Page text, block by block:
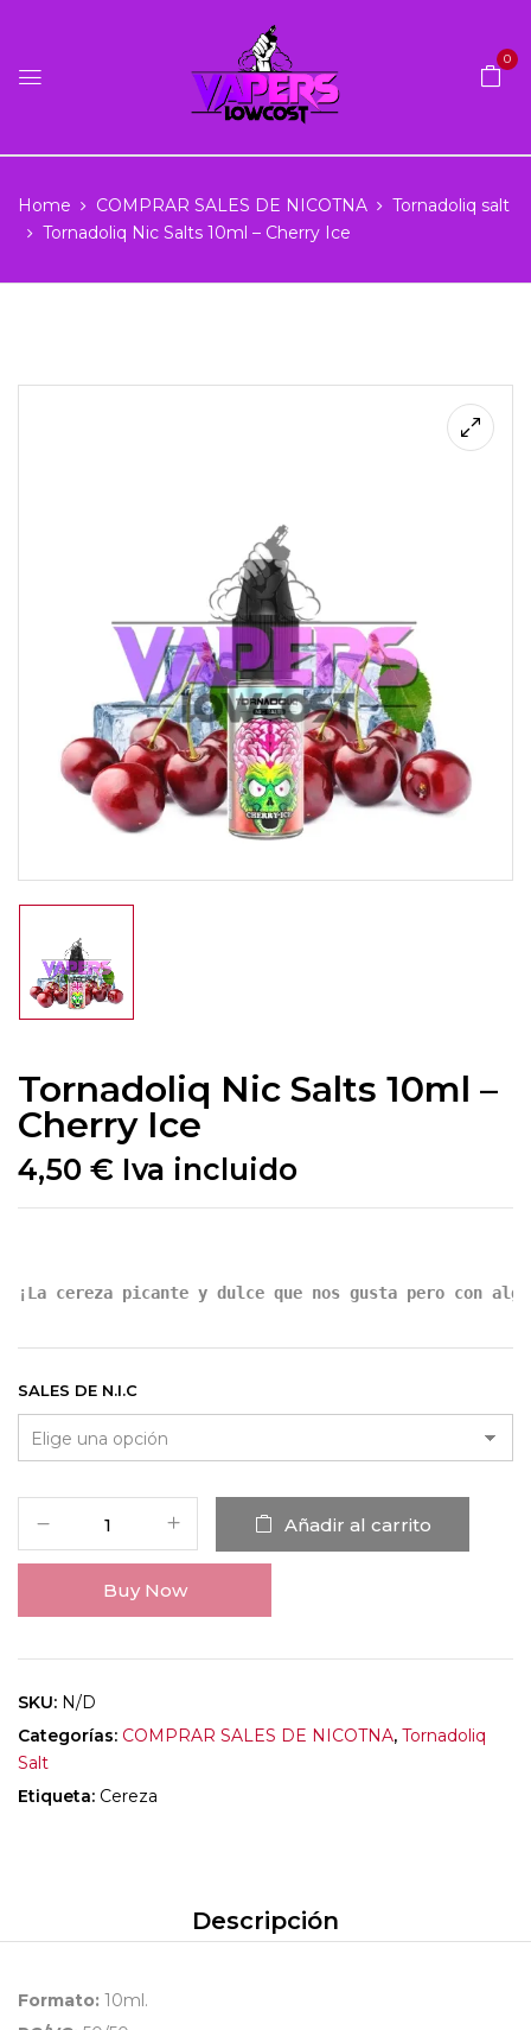
0
Home COMPRAR SALES DE NICOTNA
Tornadoliq salt
Tornadoliq Nic Salts 10ml – Cherry Ice
Tornadoliq Nic Salts 10ml –
Cherry Ice
4,50 € Iva incluido
¡La cereza picante y dulce que nos gusta pero con
SALES DE N.I.C
Añadir al carrito
Buy Now
SKU: N/D
Categorías: COMPRAR SALES DE NICOTNA, Tornadoliq
Salt
Etiqueta: Cereza
Descripción
Formato: 10ml.